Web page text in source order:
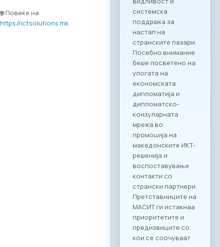
🌐 Повеќе на:
https://ictsolutions.mk
ниво, по што ќе
следува свечено
потпишување на
Меморандум за
соработка помеѓу
МАСИТ и SETPE.
Програмата
предвидува
стручни
презентации за
состојбите во ИКТ
секторите во
двете земји,
пленарен преглед
на процесите на
дигитализација во
клучните
индустрии, како и
сесии за однапред
закажани B2B
состаноци.
Целосната агенда
за настанот е
достапна на